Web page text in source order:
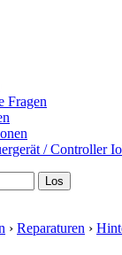
Fragen
/ Controller
› Reparaturen ›